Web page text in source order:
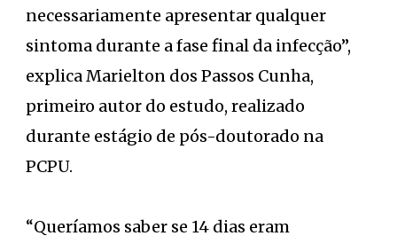
necessariamente apresentar qualquer
sintoma durante a fase final da infecção”,
explica Marielton dos Passos Cunha,
primeiro autor do estudo, realizado
durante estágio de pós-doutorado na
PCPU.
“Queríamos saber se 14 dias eram